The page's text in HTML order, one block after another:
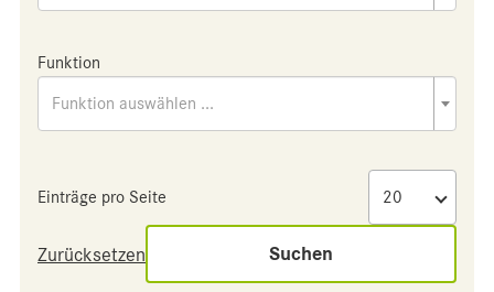
Funktion
Funktion auswählen ...
Einträge pro Seite
Zurücksetzen Suchen